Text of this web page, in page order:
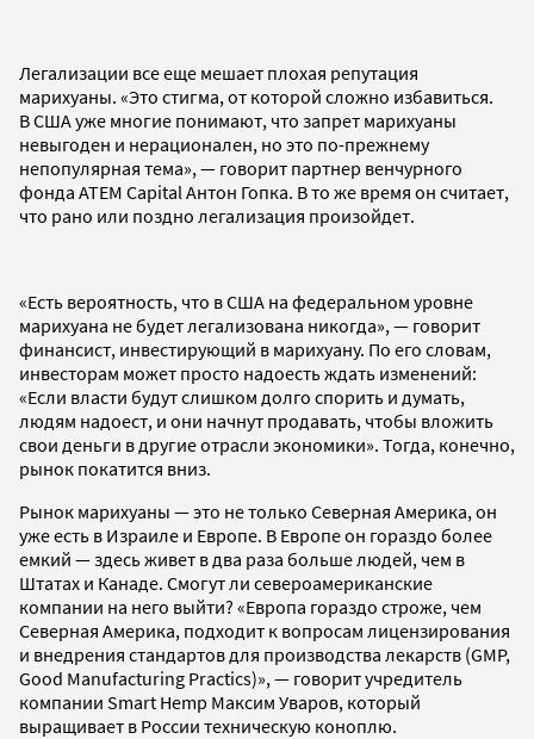
Легализации все еще мешает плохая репутация
марихуаны. «Это стигма, от которой сложно избавиться.
В США уже многие понимают, что запрет марихуаны
невыгоден и нерационален, но это по-прежнему
непопулярная тема», — говорит партнер венчурного
фонда ATEM Capital Антон Гопка. В то же время он считает,
что рано или поздно легализация произойдет.
«Есть вероятность, что в США на федеральном уровне
марихуана не будет легализована никогда», — говорит
финансист, инвестирующий в марихуану. По его словам,
инвесторам может просто надоесть ждать изменений:
«Если власти будут слишком долго спорить и думать,
людям надоест, и они начнут продавать, чтобы вложить
свои деньги в другие отрасли экономики». Тогда, конечно,
рынок покатится вниз.
Рынок марихуаны — это не только Северная Америка, он
уже есть в Израиле и Европе. В Европе он гораздо более
емкий — здесь живет в два раза больше людей, чем в
Штатах и Канаде. Смогут ли североамериканские
компании на него выйти? «Европа гораздо строже, чем
Северная Америка, подходит к вопросам лицензирования
и внедрения стандартов для производства лекарств (GMP,
Good Manufacturing Practics)», — говорит учредитель
компании Smart Hemp Максим Уваров, который
выращивает в России техническую коноплю.